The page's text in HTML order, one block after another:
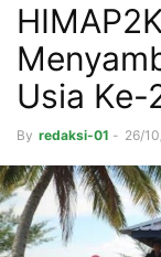
Usia Ke-
By redaksi-01 - 26/